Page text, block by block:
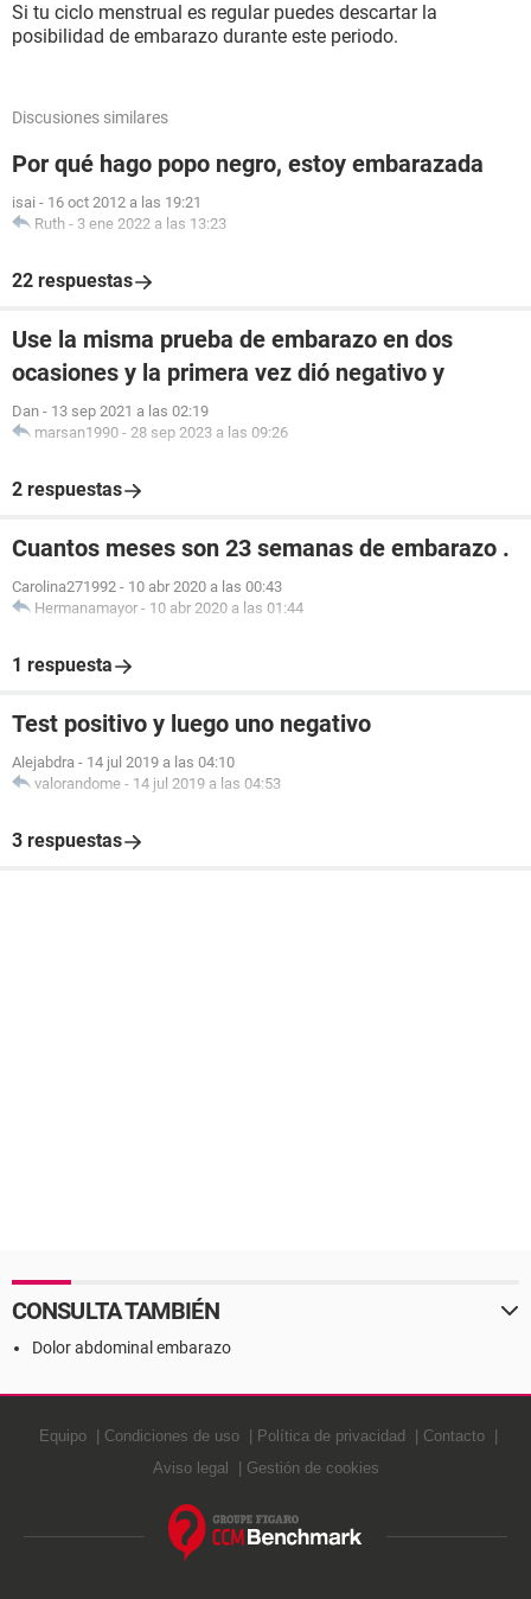
Si tu ciclo menstrual es regular puedes descartar la
posibilidad de embarazo durante este periodo.
Discusiones similares
Por qué hago popo negro, estoy embarazada
isai - 16 oct 2012 a las 19:21
Ruth - 3 ene 2022 a las 13:23
22 respuestas
Use la misma prueba de embarazo en dos
ocasiones y la primera vez dió negativo y
Dan - 13 sep 2021 a las 02:19
marsan1990 - 28 sep 2023 a las 09:26
2 respuestas
Cuantos meses son 23 semanas de embarazo .
Carolina271992 - 10 abr 2020 a las 00:43
Hermanamayor - 10 abr 2020 a las 01:44
1 respuesta
Test positivo y luego uno negativo
Alejabdra - 14 jul 2019 a las 04:10
valorandome - 14 jul 2019 a las 04:53
3 respuestas
CONSULTA TAMBIÉN
Dolor abdominal embarazo
Equipo Condiciones de uso Política de privacidad
Contacto
Aviso legal
Gestión de cookies